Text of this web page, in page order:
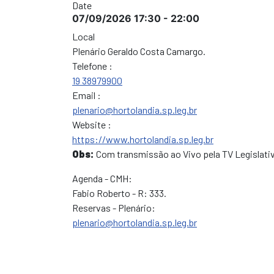
Date
07/09/2026 17:30 - 22:00
Local
Plenário Geraldo Costa Camargo.
Telefone :
19 38979900
Email :
plenario@hortolandia.sp.leg.br
Website :
https://www.hortolandia.sp.leg.br
Obs: Com transmissão ao Vivo pela TV
Agenda - CMH:
Fabio Roberto - R: 333.
Reservas - Plenário:
plenario@hortolandia.sp.leg.br